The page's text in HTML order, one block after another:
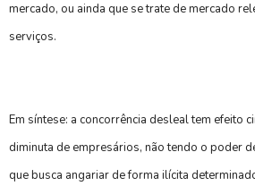
mercado, ou ainda que se trate de mercado
serviços.
Em síntese: a concorrência desleal tem efeito
diminuta de empresários, não tendo o poder
que busca angariar de forma ilícita